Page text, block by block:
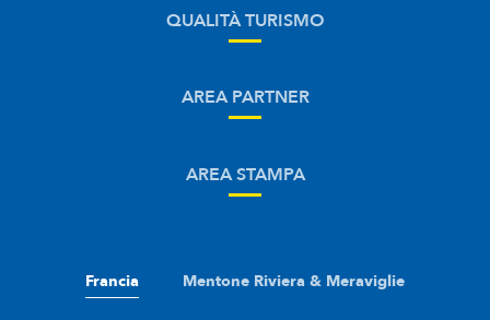
QUALITÀ TURISMO
AREA PARTNER
AREA STAMPA
Francia Mentone Riviera & Meraviglie